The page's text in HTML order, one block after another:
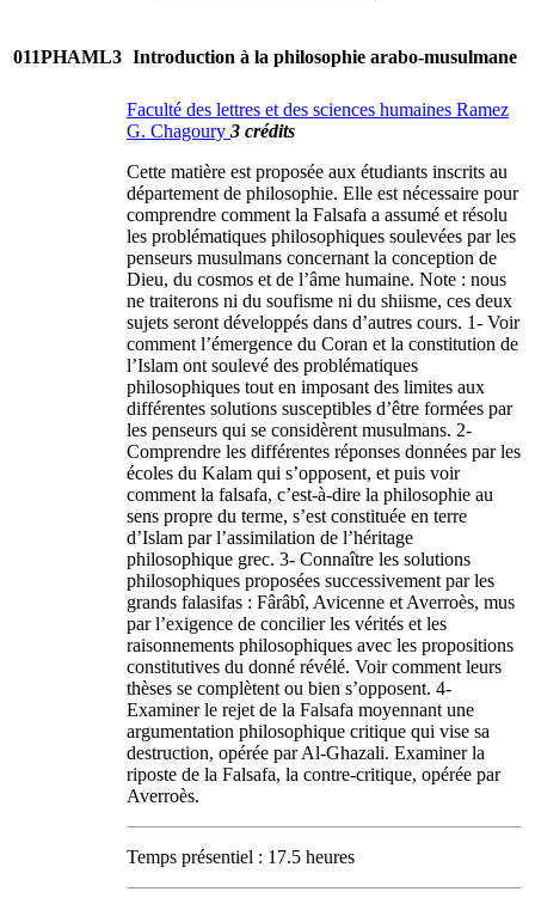
011PHAML3 Introduction à la philosophie arabo-musulmane
Faculté des lettres et des sciences humaines Ramez
G. Chagoury 3 crédits
Cette matière est proposée aux étudiants inscrits au
département de philosophie. Elle est nécessaire pour
comprendre comment la Falsafa a assumé et résolu
les problématiques philosophiques soulevées par les
penseurs musulmans concernant la conception de
Dieu, du cosmos et de l’âme humaine. Note : nous
ne traiterons ni du soufisme ni du shiisme, ces deux
sujets seront développés dans d’autres cours. 1- Voir
comment l’émergence du Coran et la constitution de
l’Islam ont soulevé des problématiques
philosophiques tout en imposant des limites aux
différentes solutions susceptibles d’être formées par
les penseurs qui se considèrent musulmans. 2-
Comprendre les différentes réponses données par les
écoles du Kalam qui s’opposent, et puis voir
comment la falsafa, c’est-à-dire la philosophie au
sens propre du terme, s’est constituée en terre
d’Islam par l’assimilation de l’héritage
philosophique grec. 3- Connaître les solutions
philosophiques proposées successivement par les
grands falasifas : Fârâbî, Avicenne et Averroès, mus
par l’exigence de concilier les vérités et les
raisonnements philosophiques avec les propositions
constitutives du donné révélé. Voir comment leurs
thèses se complètent ou bien s’opposent. 4-
Examiner le rejet de la Falsafa moyennant une
argumentation philosophique critique qui vise sa
destruction, opérée par Al-Ghazali. Examiner la
riposte de la Falsafa, la contre-critique, opérée par
Averroès.
Temps présentiel : 17.5 heures